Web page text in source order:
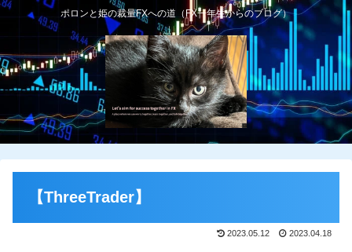
ポロンと姫の裁量FXへの道（FX一年生からのブログ）
【ThreeTrader】
2023.05.12 2023.04.18